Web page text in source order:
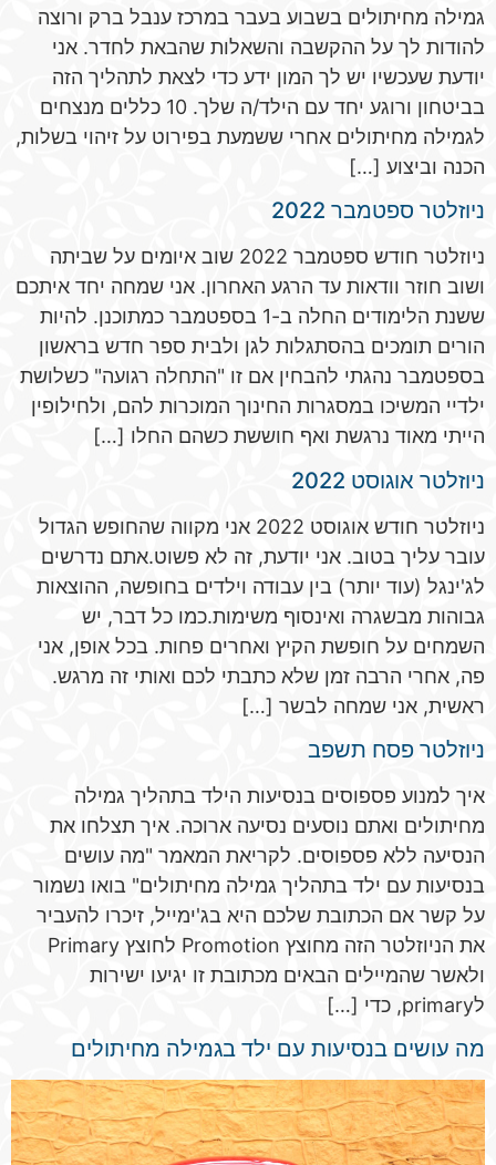
גמילה מחיתולים בשבוע בעבר במרכז ענבל ברק ורוצה
להודות לך על ההקשבה והשאלות שהבאת לחדר. אני
יודעת שעכשיו יש לך המון ידע כדי לצאת לתהליך הזה
בביטחון ורוגע יחד עם הילד/ה שלך. 10 כללים מנצחים
לגמילה מחיתולים אחרי ששמעת בפירוט על זיהוי בשלות,
הכנה וביצוע […]
ניוזלטר ספטמבר 2022
ניוזלטר חודש ספטמבר 2022 שוב איומים על שביתה
ושוב חוזר וודאות עד הרגע האחרון. אני שמחה יחד איתכם
ששנת הלימודים החלה ב-1 בספטמבר כמתוכנן. להיות
הורים תומכים בהסתגלות לגן ולבית ספר חדש בראשון
בספטמבר נהגתי להבחין אם זו "התחלה רגועה" כשלושת
ילדיי המשיכו במסגרות החינוך המוכרות להם, ולחילופין
הייתי מאוד נרגשת ואף חוששת כשהם החלו […]
ניוזלטר אוגוסט 2022
ניוזלטר חודש אוגוסט 2022 אני מקווה שהחופש הגדול
עובר עליך בטוב. אני יודעת, זה לא פשוט.אתם נדרשים
לג'ינגל (עוד יותר) בין עבודה וילדים בחופשה, ההוצאות
גבוהות מבשגרה ואינסוף משימות.כמו כל דבר, יש
השמחים על חופשת הקיץ ואחרים פחות. בכל אופן, אני
פה, אחרי הרבה זמן שלא כתבתי לכם ואותי זה מרגש.
ראשית, אני שמחה לבשר […]
ניוזלטר פסח תשפב
איך למנוע פספוסים בנסיעות הילד בתהליך גמילה
מחיתולים ואתם נוסעים נסיעה ארוכה. איך תצלחו את
הנסיעה ללא פספוסים. לקריאת המאמר "מה עושים
בנסיעות עם ילד בתהליך גמילה מחיתולים" בואו נשמור
על קשר אם הכתובת שלכם היא בג'ימייל, זיכרו להעביר
את הניוזלטר הזה מחוצץ Promotion לחוצץ Primary
ולאשר שהמיילים הבאים מכתובת זו יגיעו ישירות
לprimary, כדי […]
מה עושים בנסיעות עם ילד בגמילה מחיתולים